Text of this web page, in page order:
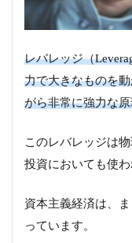
レバレッジ（
力で大きなものを
がら非常に強力な
このレバレッジは
投資においても使わ
資本主義経済は、
っています。